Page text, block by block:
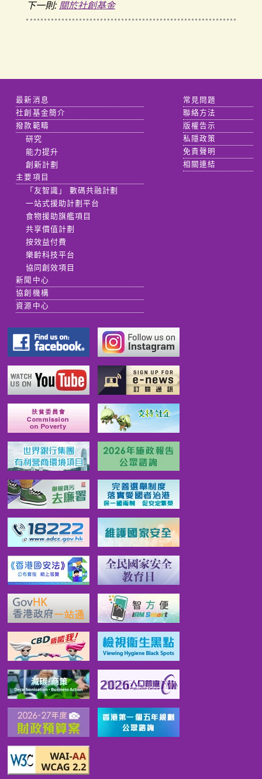
下一則: 關於社創基金
最新消息
社創基金簡介
撥款範疇
研究
能力提升
創新計劃
主要項目
「友智識」 數碼共融計劃
一站式援助計劃平台
食物援助旗艦項目
共享價值計劃
按效益付費
樂齡科技平台
協同創效項目
新聞中心
協創機構
資源中心
常見問題
聯絡方法
版權告示
私隱政策
免責聲明
相關連結